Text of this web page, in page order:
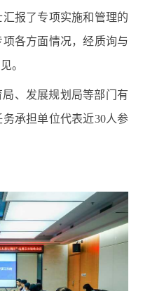
报了专项实施和管理的
各方面情况，经质询与
。
、发展规划局等部门有
承担单位代表近30人参